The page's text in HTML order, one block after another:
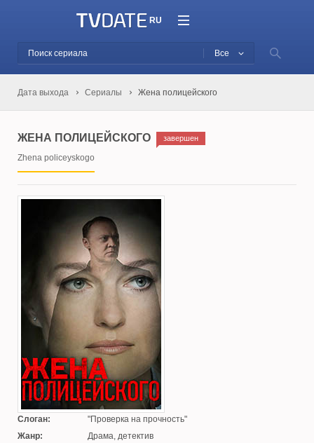
RU
Все
Дата выхода Сериалы Жена полицейского
ЖЕНА ПОЛИЦЕЙСКОГО завершен
Zhena policeyskogo
Слоган:
Проверка на прочность
Жанр:
Драма, детектив